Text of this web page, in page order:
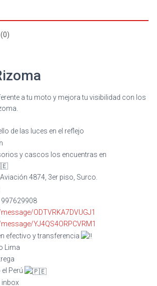
a tu moto y mejora tu visibilidad con los
de las luces en el reflejo
y cascos los encuentras en
4874, 3er piso, Surco.
ODTVRKA7DVUGJ1
YJ4QS4ORPCVRM1
efectivo y transferencia
Lima
Perú
inbox